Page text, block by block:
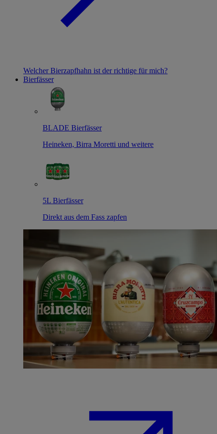
Welcher Bierzapfhahn ist der richtige für mich?
Bierfässer
BLADE Bierfässer
Heineken, Birra Moretti und weitere
5L Bierfässer
Direkt aus dem Fass zapfen